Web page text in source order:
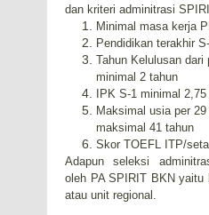
dan kriteri adminitrasi
Minimal masa kerja
Pendidikan terakhir
Tahun Kelulusan dari
minimal 2 tahun
IPK S-1 minimal
Maksimal usia per
maksimal 41 tahun
Skor TOEFL ITP/
Adapun seleksi
oleh PA SPIRIT BKN yaitu
atau unit regional.